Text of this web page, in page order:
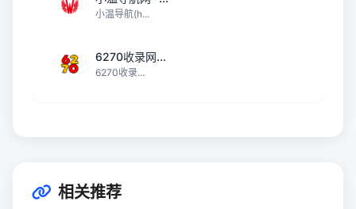
小温导航(h...
6270收录网...
6270收录...
相关推荐